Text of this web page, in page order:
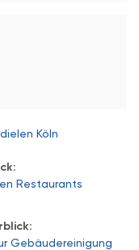
Köln
Restaurants
Gebäudereinigung